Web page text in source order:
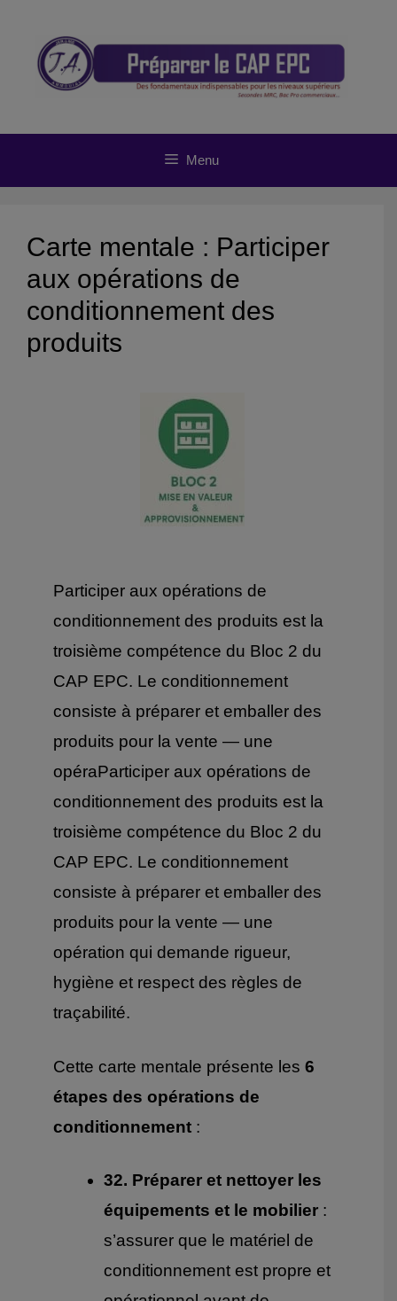
contenu
Menu
Carte mentale : Participer
aux opérations de
conditionnement des
produits
Participer aux opérations de
conditionnement des produits est la
troisième compétence du Bloc 2 du
CAP EPC. Le conditionnement
consiste à préparer et emballer des
produits pour la vente — une
opéraParticiper aux opérations de
conditionnement des produits est la
troisième compétence du Bloc 2 du
CAP EPC. Le conditionnement
consiste à préparer et emballer des
produits pour la vente — une
opération qui demande rigueur,
hygiène et respect des règles de
traçabilité.
Cette carte mentale présente les 6
étapes des opérations de
conditionnement :
32. Préparer et nettoyer les
équipements et le mobilier :
s’assurer que le matériel de
conditionnement est propre et